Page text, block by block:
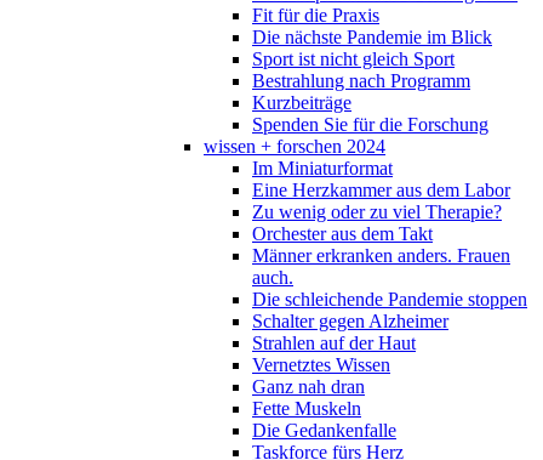
Fit für die Praxis
Die nächste Pandemie im Blick
Sport ist nicht gleich Sport
Bestrahlung nach Programm
Kurzbeiträge
Spenden Sie für die Forschung
wissen + forschen 2024
Im Miniaturformat
Eine Herzkammer aus dem Labor
Zu wenig oder zu viel Therapie?
Orchester aus dem Takt
Männer erkranken anders. Frauen
auch.
Die schleichende Pandemie stoppen
Schalter gegen Alzheimer
Strahlen auf der Haut
Vernetztes Wissen
Ganz nah dran
Fette Muskeln
Die Gedankenfalle
Taskforce fürs Herz